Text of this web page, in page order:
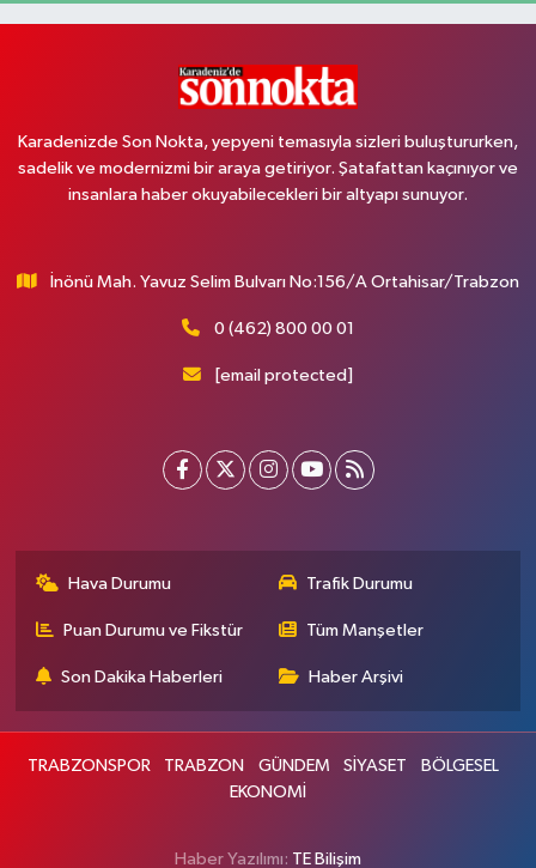
Karadenizde Son Nokta, yepyeni temasıyla sizleri buluştururken,
sadelik ve modernizmi bir araya getiriyor. Şatafattan kaçınıyor ve
insanlara haber okuyabilecekleri bir altyapı sunuyor.
İnönü Mah. Yavuz Selim Bulvarı No:156/A Ortahisar/Trabzon
0 (462) 800 00 01
[email protected]
Hava Durumu Trafik Durumu
Puan Durumu ve Fikstür Tüm Manşetler
Son Dakika Haberleri Haber Arşivi
TRABZONSPOR TRABZON GÜNDEM SİYASET
BÖLGESEL
EKONOMİ
Haber Yazılımı: TE Bilişim